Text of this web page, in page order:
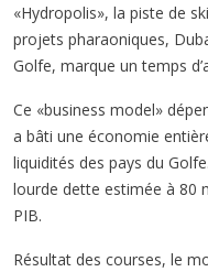
«Hydropolis», la piste de
projets pharaoniques,
Golfe, marque un temps
Ce «business model»
a bâti une économie
liquidités des pays du
lourde dette estimée à 80
PIB.
Résultat des courses, le